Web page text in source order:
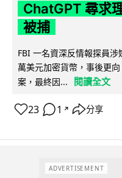
ChatGPT 尋求
被捕
FBI 一名資深反情報探員
萬美元加密貨幣，事後更
案，最終因...
閱讀全文
23 1 ↗ 分享
ADVERTISEMENT